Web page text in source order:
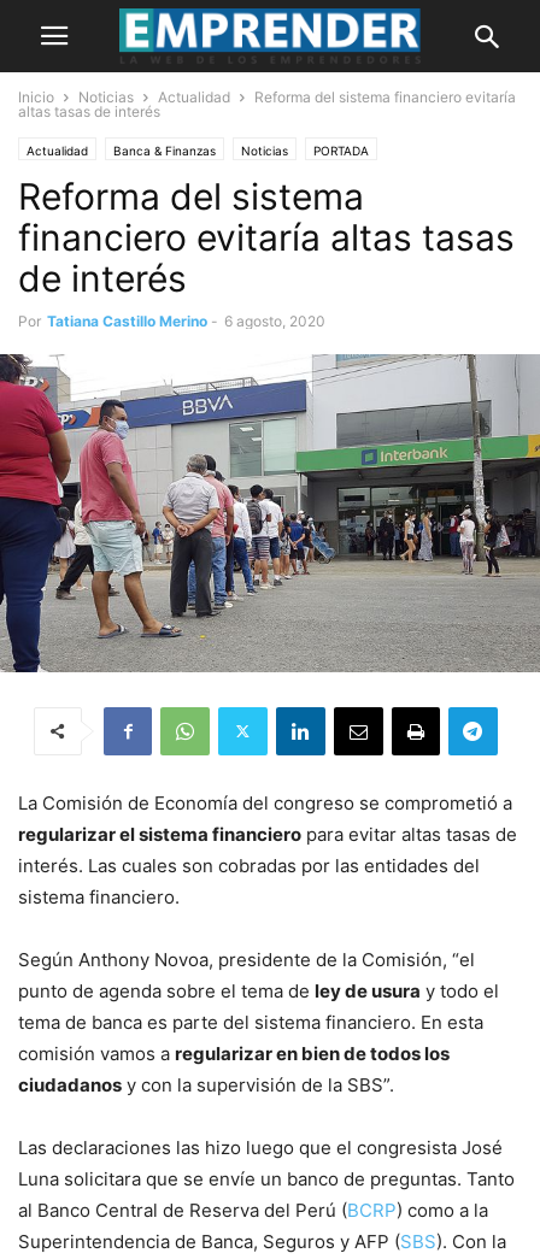
Inicio Noticias Actualidad
Reforma del sistema financiero evitaría
altas tasas de interés
Actualidad Banca & Finanzas Noticias PORTADA
Reforma del sistema
financiero evitaría altas tasas
de interés
Por Tatiana Castillo Merino - 6 agosto, 2020
La Comisión de Economía del congreso se comprometió a
regularizar el sistema financiero para evitar altas tasas de
interés. Las cuales son cobradas por las entidades del
sistema financiero.
Según Anthony Novoa, presidente de la Comisión, “el
punto de agenda sobre el tema de ley de usura y todo el
tema de banca es parte del sistema financiero. En esta
comisión vamos a regularizar en bien de todos los
ciudadanos y con la supervisión de la SBS”.
Las declaraciones las hizo luego que el congresista José
Luna solicitara que se envíe un banco de preguntas. Tanto
al Banco Central de Reserva del Perú (BCRP) como a la
Superintendencia de Banca, Seguros y AFP (SBS). Con la